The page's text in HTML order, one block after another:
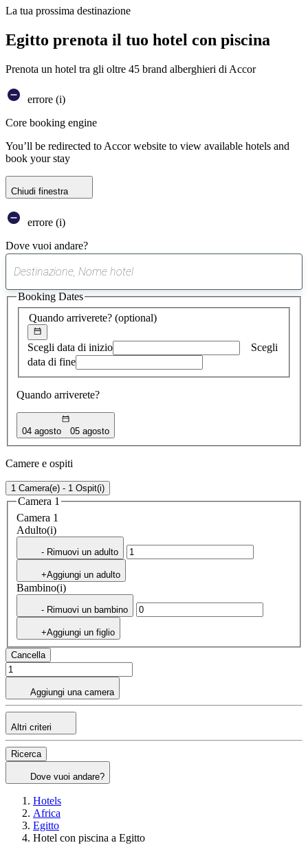
La tua prossima destinazione
Egitto prenota il tuo hotel con piscina
Prenota un hotel tra gli oltre 45 brand alberghieri di Accor
errore (i)
Core booking engine
You’ll be redirected to Accor website to view available hotels and
book your stay
Chiudi finestra
errore (i)
Dove vuoi andare?
suggerimento
trovato
Quando arriverete? (optional)
Scegli data di inizio
Scegli
data di fine
Quando arriverete?
04 agosto 05 agosto
Booking Dates
Camere e ospiti
1 Camera(e) - 1 Ospit(i)
Camera 1
Camera 1
Adulto(i)
- Rimuovi un adulto
+Aggiungi un adulto
Bambino(i)
- Rimuovi un bambino
+Aggiungi un figlio
Cancella
Aggiungi una camera
Altri criteri
Ricerca
Dove vuoi andare?
Hotels
Africa
Egitto
Hotel con piscina a Egitto